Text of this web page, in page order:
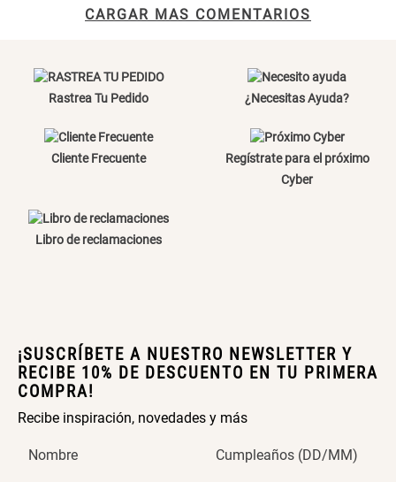
Escribe un comentario
CARGAR MAS COMENTARIOS
Rastrea Tu Pedido ¿Necesitas Ayuda?
Cliente Frecuente
Regístrate para el próximo
Cyber
Libro de reclamaciones
¡SUSCRÍBETE A NUESTRO NEWSLETTER Y
RECIBE 10% DE DESCUENTO EN TU PRIMERA
COMPRA!
Recibe inspiración, novedades y más
Nombre Cumpleaños (DD/MM)
S/ 35.90